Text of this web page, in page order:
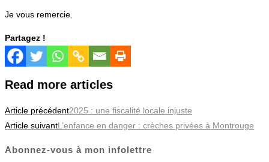
Je vous remercie.
Partagez !
Read more articles
Article précédent2025 : une fiscalité locale injuste
Article suivantL’enfance en danger : crèches privées à Montrouge
Abonnez-vous à mon infolettre